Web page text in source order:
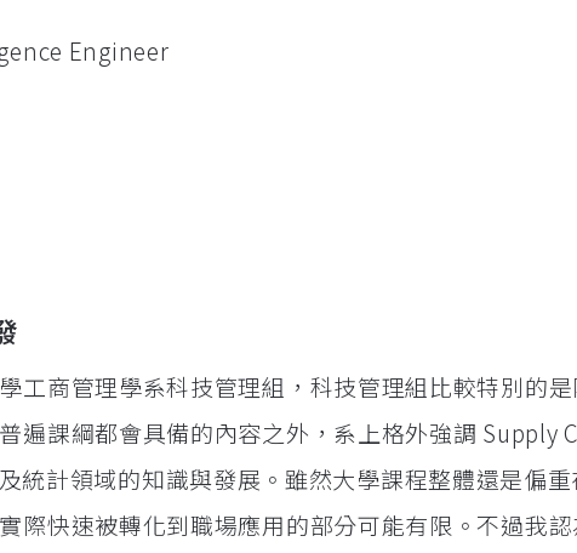
Engineer
工商管理學系科技管理組，科技管理組比較特別的
遍課綱都會具備的內容之外，系上格外強調 Supply
統計領域的知識與發展。雖然大學課程整體還是偏重
際快速被轉化到職場應用的部分可能有限。不過我認